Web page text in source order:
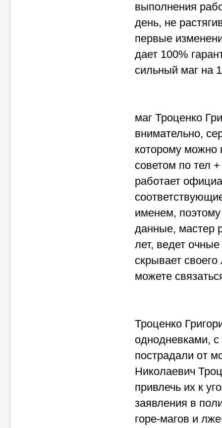
выполнения
день, не
первые
дает 100%
сильный маг на
маг Троценко
внимательно,
которому можно
советом по тел
работает
именем,
данные, мастер
лет, ведет
скрывает
можете
Троценко
однодневками,
пострадали от
Николаевич
привлечь их к
заявления в
горе-магов и